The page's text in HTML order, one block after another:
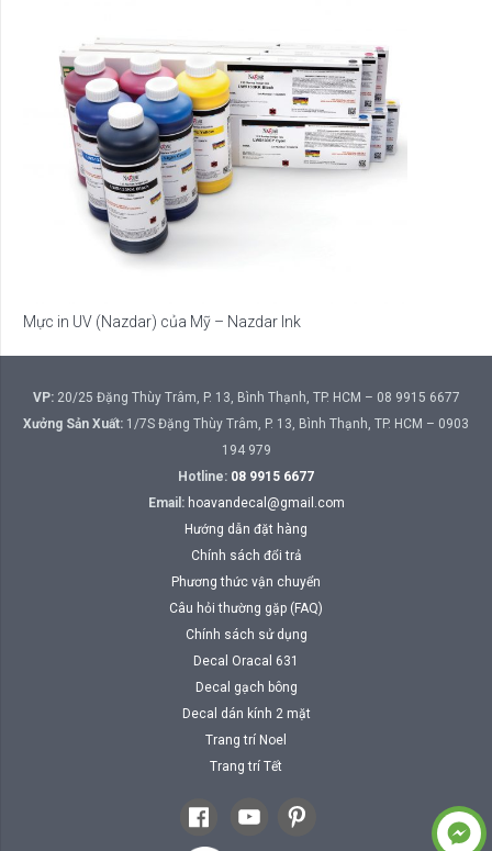
Mực in UV (Nazdar) của Mỹ – Nazdar Ink
VP:20/25 Đặng Thùy Trâm, P. 13, Bình Thạnh, TP. HCM – 08 9915 6677
Xưởng Sản Xuất: 1/7S Đặng Thùy Trâm, P. 13, Bình Thạnh, TP. HCM – 0903
194 979
Hotline: 08 9915 6677
Email: hoavandecal@gmail.com
Hướng dẫn đặt hàng
Chính sách đổi trả
Phương thức vận chuyển
Câu hỏi thường gặp (FAQ)
Chính sách sử dụng
Decal Oracal 631
Decal gạch bông
Decal dán kính 2 mặt
Trang trí Noel
Trang trí Tết